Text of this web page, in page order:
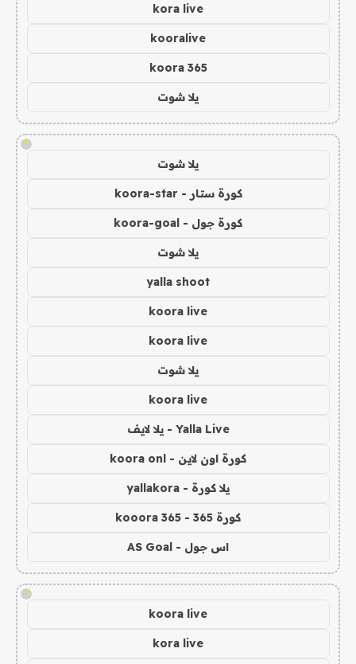
kora live
kooralive
koora 365
يلا شوت
!
يلا شوت
كورة ستار - koora-star
كورة جول - koora-goal
يلا شوت
yalla shoot
koora live
koora live
يلا شوت
koora live
Yalla Live - يلا لايف
كورة اون لاين - koora onl
يلا كورة - yallakora
كورة 365 - kooora 365
اس جول - AS Goal
!
koora live
kora live